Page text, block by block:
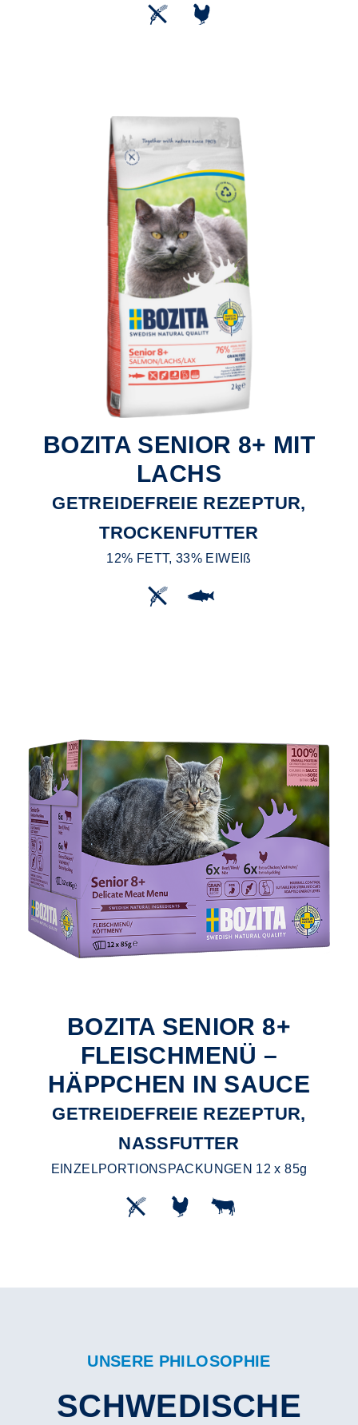
BOZITA SENIOR 8+ MIT
LACHS
GETREIDEFREIE REZEPTUR,
TROCKENFUTTER
12% FETT, 33% EIWEIß
BOZITA SENIOR 8+
FLEISCHMENÜ –
HÄPPCHEN IN SAUCE
GETREIDEFREIE REZEPTUR,
NASSFUTTER
EINZELPORTIONSPACKUNGEN 12 x 85g
UNSERE PHILOSOPHIE
SCHWEDISCHE